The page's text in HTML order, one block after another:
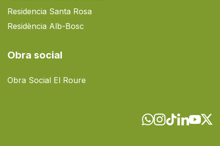
Residencia Santa Rosa
Residència Alb-Bosc
Obra social
Obra Social El Roure